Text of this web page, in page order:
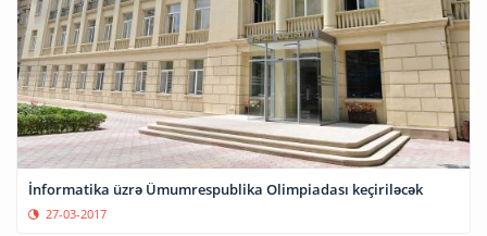
İnformatika üzrə Ümumrespublika Olimpiadası keçiriləcək
27-03-2017